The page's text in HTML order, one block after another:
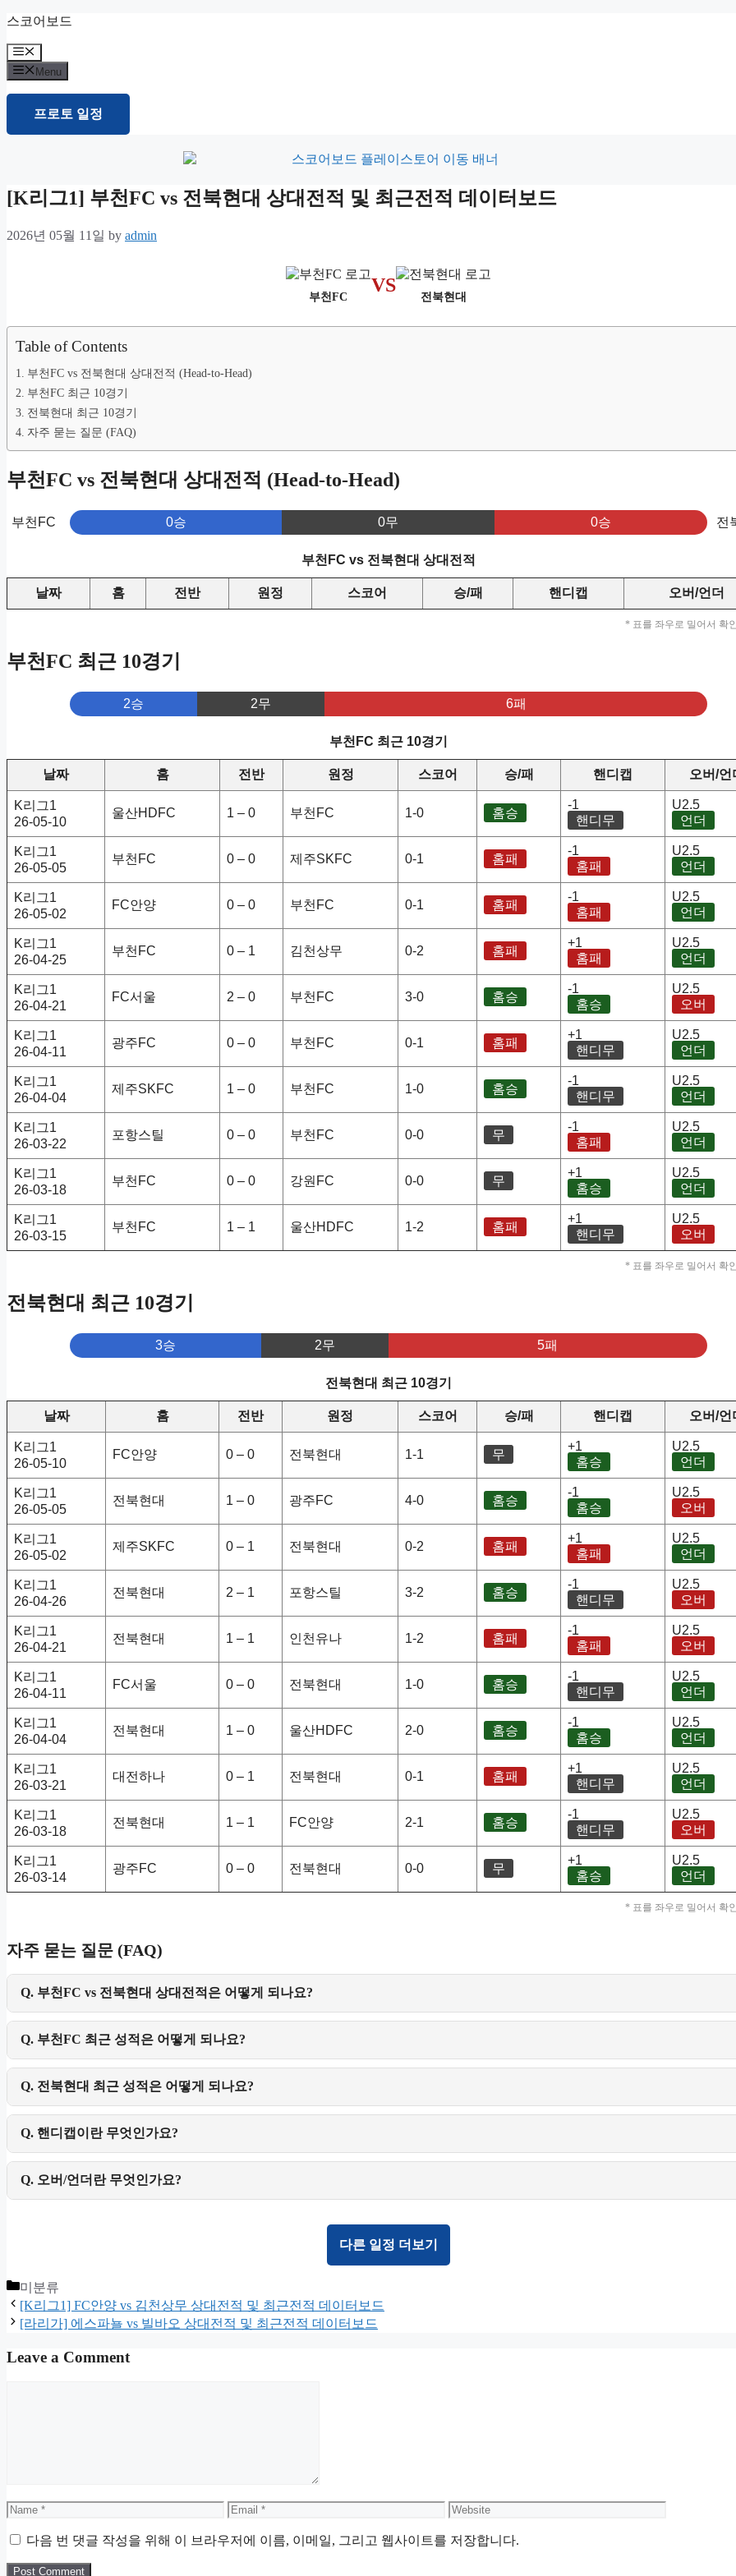
Skip
content
스코어보드
Menu
Menu
프로토 일정
[K리그1] 부천FC vs 전북현대 상대전적 및 최근전적 데이터보드
2026년 05월 11일 by admin
부천FC
VS
전북현대
Table of Contents
부천FC vs 전북현대 상대전적 (Head-to-Head)
부천FC 최근 10경기
전북현대 최근 10경기
자주 묻는 질문 (FAQ)
부천FC vs 전북현대 상대전적 (Head-to-Head)
부천FC 0승 0무 0승 전
부천FC vs 전북현대 상대전적
날짜 홈 전반 원정 스코어 승/패 핸디캡 오버/언더
* 표를 좌우로 밀어서 확
부천FC 최근 10경기
2승 2무 6패
부천FC 최근 10경기
날짜 홈 전반 원정 스코어 승/패 핸디캡 오버/언
K리그1
26-05-10
울산HDFC 1 – 0 부천FC 1-0 홈승
-1
핸디무
U2.5
언더
K리그1
26-05-05
부천FC 0 – 0 제주SKFC 0-1 홈패
-1
홈패
U2.5
언더
K리그1
26-05-02
FC안양 0 – 0 부천FC 0-1 홈패
-1
홈패
U2.5
언더
K리그1
26-04-25
부천FC 0 – 1 김천상무 0-2 홈패
+1
홈패
U2.5
언더
K리그1
26-04-21
FC서울 2 – 0 부천FC 3-0 홈승
-1
홈승
U2.5
오버
K리그1
26-04-11
광주FC 0 – 0 부천FC 0-1 홈패
+1
핸디무
U2.5
언더
K리그1
26-04-04
제주SKFC 1 – 0 부천FC 1-0 홈승
-1
핸디무
U2.5
언더
K리그1
26-03-22
포항스틸 0 – 0 부천FC 0-0 무
-1
홈패
U2.5
언더
K리그1
26-03-18
부천FC 0 – 0 강원FC 0-0 무
+1
홈승
U2.5
언더
K리그1
26-03-15
부천FC 1 – 1 울산HDFC 1-2 홈패
+1
핸디무
U2.5
오버
* 표를 좌우로 밀어서 확
전북현대 최근 10경기
3승 2무 5패
전북현대 최근 10경기
날짜 홈 전반 원정 스코어 승/패 핸디캡 오버/언
K리그1
26-05-10
FC안양 0 – 0 전북현대 1-1 무
+1
홈승
U2.5
언더
K리그1
26-05-05
전북현대 1 – 0 광주FC 4-0 홈승
-1
홈승
U2.5
오버
K리그1
26-05-02
제주SKFC 0 – 1 전북현대 0-2 홈패
+1
홈패
U2.5
언더
K리그1
26-04-26
전북현대 2 – 1 포항스틸 3-2 홈승
-1
핸디무
U2.5
오버
K리그1
26-04-21
전북현대 1 – 1 인천유나 1-2 홈패
-1
홈패
U2.5
오버
K리그1
26-04-11
FC서울 0 – 0 전북현대 1-0 홈승
-1
핸디무
U2.5
언더
K리그1
26-04-04
전북현대 1 – 0 울산HDFC 2-0 홈승
-1
홈승
U2.5
언더
K리그1
26-03-21
대전하나 0 – 1 전북현대 0-1 홈패
+1
핸디무
U2.5
언더
K리그1
26-03-18
전북현대 1 – 1 FC안양 2-1 홈승
-1
핸디무
U2.5
오버
K리그1
26-03-14
광주FC 0 – 0 전북현대 0-0 무
+1
홈승
U2.5
언더
* 표를 좌우로 밀어서 확
자주 묻는 질문 (FAQ)
Q. 부천FC vs 전북현대 상대전적은 어떻게 되나요?
Q. 부천FC 최근 성적은 어떻게 되나요?
Q. 전북현대 최근 성적은 어떻게 되나요?
Q. 핸디캡이란 무엇인가요?
Q. 오버/언더란 무엇인가요?
다른 일정 더보기
Categories
미분류
[K리그1] FC안양 vs 김천상무 상대전적 및 최근전적 데이터보드
[라리가] 에스파뇰 vs 빌바오 상대전적 및 최근전적 데이터보드
Leave a Comment
Name Email Website
다음 번 댓글 작성을 위해 이 브라우저에 이름, 이메일, 그리고 웹사이트를 저장합니다.